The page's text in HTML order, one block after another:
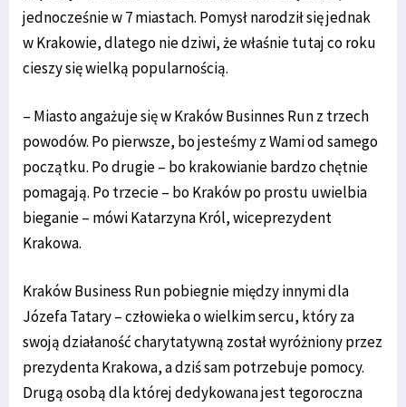
jednocześnie w 7 miastach. Pomysł narodził się jednak
w Krakowie, dlatego nie dziwi, że właśnie tutaj co roku
cieszy się wielką popularnością.
– Miasto angażuje się w Kraków Businnes Run z trzech
powodów. Po pierwsze, bo jesteśmy z Wami od samego
początku. Po drugie – bo krakowianie bardzo chętnie
pomagają. Po trzecie – bo Kraków po prostu uwielbia
bieganie – mówi Katarzyna Król, wiceprezydent
Krakowa.
Kraków Business Run pobiegnie między innymi dla
Józefa Tatary – człowieka o wielkim sercu, który za
swoją działaność charytatywną został wyróżniony przez
prezydenta Krakowa, a dziś sam potrzebuje pomocy.
Drugą osobą dla której dedykowana jest tegoroczna